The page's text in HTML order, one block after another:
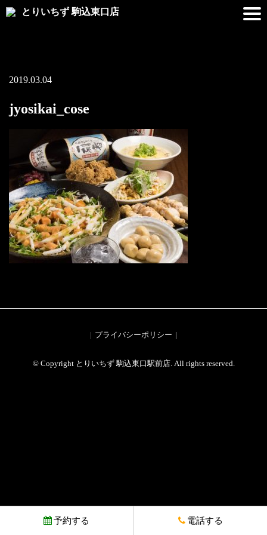
とりいちず 駒込東口店
2019.03.04
jyosikai_cose
プライバシーポリシー
© Copyright とりいちず 駒込東口駅前店. All rights reserved.
予約する 電話する